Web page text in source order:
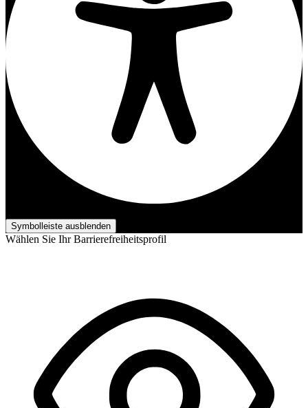
Symbolleiste ausblenden
Wählen Sie Ihr Barrierefreiheitsprofil